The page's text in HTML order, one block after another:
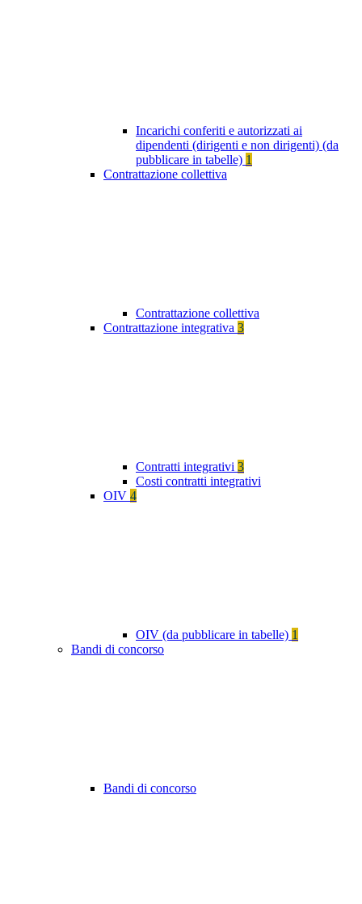
Incarichi conferiti e autorizzati ai
dipendenti (dirigenti e non dirigenti) (da
pubblicare in tabelle) 1
Contrattazione collettiva
Contrattazione collettiva
Contrattazione integrativa 3
Contratti integrativi 3
Costi contratti integrativi
OIV 4
OIV (da pubblicare in tabelle) 1
Bandi di concorso
Bandi di concorso